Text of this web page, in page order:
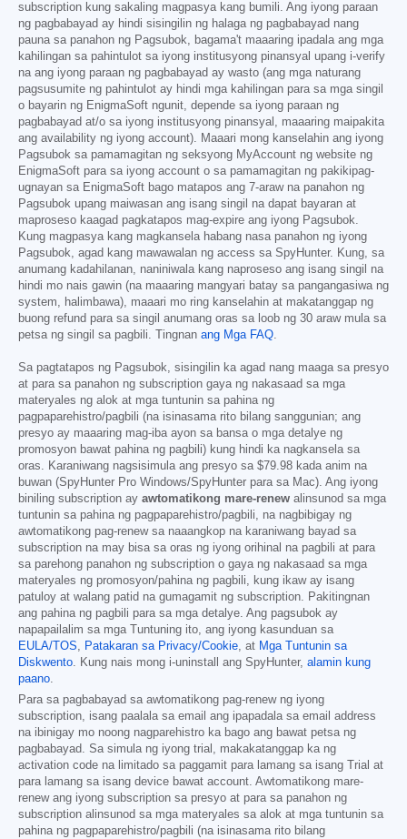
subscription kung sakaling magpasya kang bumili. Ang iyong paraan
ng pagbabayad ay hindi sisingilin ng halaga ng pagbabayad nang
pauna sa panahon ng Pagsubok, bagama't maaaring ipadala ang mga
kahilingan sa pahintulot sa iyong institusyong pinansyal upang i-verify
na ang iyong paraan ng pagbabayad ay wasto (ang mga naturang
pagsusumite ng pahintulot ay hindi mga kahilingan para sa mga singil
o bayarin ng EnigmaSoft ngunit, depende sa iyong paraan ng
pagbabayad at/o sa iyong institusyong pinansyal, maaaring maipakita
ang availability ng iyong account). Maaari mong kanselahin ang iyong
Pagsubok sa pamamagitan ng seksyong MyAccount ng website ng
EnigmaSoft para sa iyong account o sa pamamagitan ng pakikipag-
ugnayan sa EnigmaSoft bago matapos ang 7-araw na panahon ng
Pagsubok upang maiwasan ang isang singil na dapat bayaran at
maproseso kaagad pagkatapos mag-expire ang iyong Pagsubok.
Kung magpasya kang magkansela habang nasa panahon ng iyong
Pagsubok, agad kang mawawalan ng access sa SpyHunter. Kung, sa
anumang kadahilanan, naniniwala kang naproseso ang isang singil na
hindi mo nais gawin (na maaaring mangyari batay sa pangangasiwa ng
system, halimbawa), maaari mo ring kanselahin at makatanggap ng
buong refund para sa singil anumang oras sa loob ng 30 araw mula sa
petsa ng singil sa pagbili. Tingnan ang Mga FAQ.
Sa pagtatapos ng Pagsubok, sisingilin ka agad nang maaga sa presyo
at para sa panahon ng subscription gaya ng nakasaad sa mga
materyales ng alok at mga tuntunin sa pahina ng
pagpaparehistro/pagbili (na isinasama rito bilang sanggunian; ang
presyo ay maaaring mag-iba ayon sa bansa o mga detalye ng
promosyon bawat pahina ng pagbili) kung hindi ka nagkansela sa
oras. Karaniwang nagsisimula ang presyo sa $79.98 kada anim na
buwan (SpyHunter Pro Windows/SpyHunter para sa Mac). Ang iyong
biniling subscription ay awtomatikong mare-renew alinsunod sa mga
tuntunin sa pahina ng pagpaparehistro/pagbili, na nagbibigay ng
awtomatikong pag-renew sa naaangkop na karaniwang bayad sa
subscription na may bisa sa oras ng iyong orihinal na pagbili at para
sa parehong panahon ng subscription o gaya ng nakasaad sa mga
materyales ng promosyon/pahina ng pagbili, kung ikaw ay isang
patuloy at walang patid na gumagamit ng subscription. Pakitingnan
ang pahina ng pagbili para sa mga detalye. Ang pagsubok ay
napapailalim sa mga Tuntuning ito, ang iyong kasunduan sa
EULA/TOS, Patakaran sa Privacy/Cookie, at Mga Tuntunin sa
Diskwento. Kung nais mong i-uninstall ang SpyHunter, alamin kung
paano.
Para sa pagbabayad sa awtomatikong pag-renew ng iyong
subscription, isang paalala sa email ang ipapadala sa email address
na ibinigay mo noong nagparehistro ka bago ang bawat petsa ng
pagbabayad. Sa simula ng iyong trial, makakatanggap ka ng
activation code na limitado sa paggamit para lamang sa isang Trial at
para lamang sa isang device bawat account. Awtomatikong mare-
renew ang iyong subscription sa presyo at para sa panahon ng
subscription alinsunod sa mga materyales sa alok at mga tuntunin sa
pahina ng pagpaparehistro/pagbili (na isinasama rito bilang